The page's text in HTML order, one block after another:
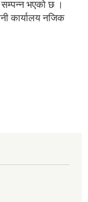
सम्पन्न भएको छ ।
कार्यालय नजिक